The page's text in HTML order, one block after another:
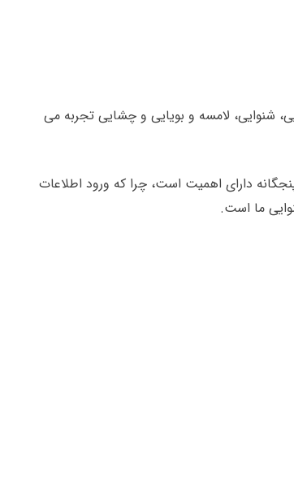
شنوایی، لامسه و بویایی و چشایی تجربه می
دارای اهمیت است، چرا که ورود اطلاعات
ما است.